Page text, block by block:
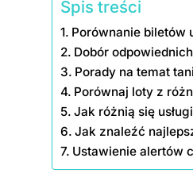
Spis treści
Porównanie biletów
Dobór
Porady na temat
Porównaj loty z
Jak różnią się
Jak znaleźć
Ustawienie alertów